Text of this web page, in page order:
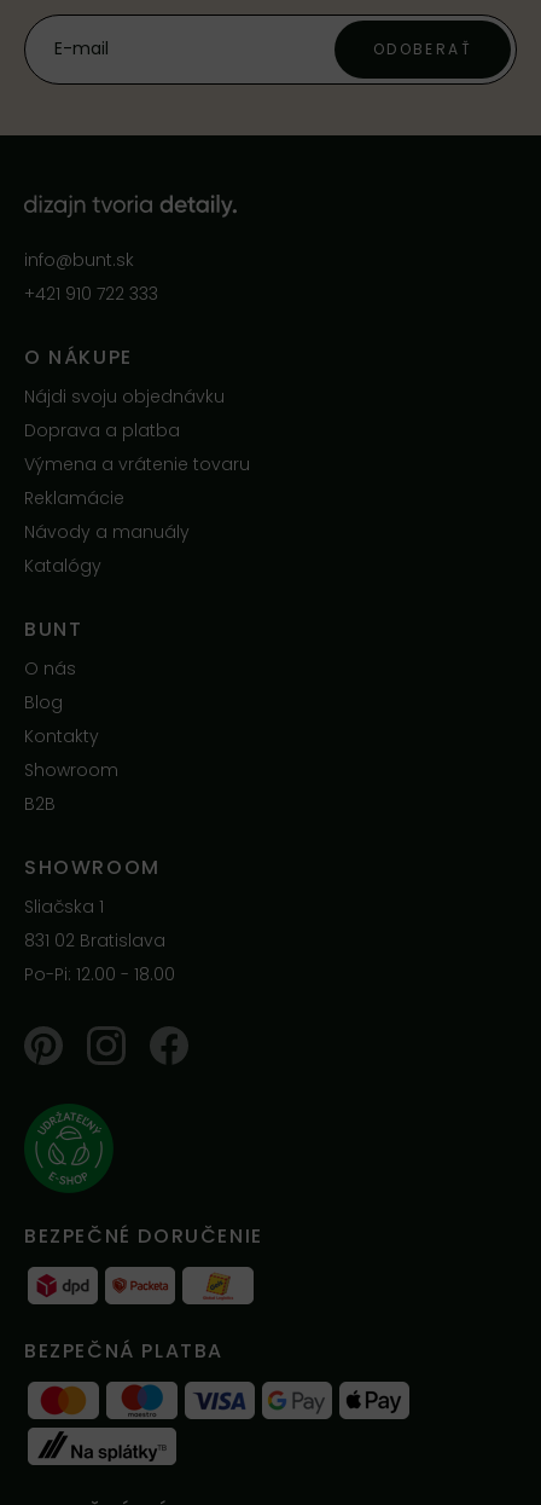
ODOBERAŤ
info@bunt.sk
+421 910 722 333
O NÁKUPE
Nájdi svoju objednávku
Doprava a platba
Výmena a vrátenie tovaru
Reklamácie
Návody a manuály
Katalógy
BUNT
O nás
Blog
Kontakty
Showroom
B2B
SHOWROOM
Sliačska 1
831 02 Bratislava
Po-Pi: 12.00 - 18.00
PinterestInstagramFacebook
BEZPEČNÉ DORUČENIE
BEZPEČNÁ PLATBA